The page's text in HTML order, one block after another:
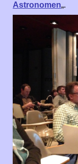
Astronomen„.